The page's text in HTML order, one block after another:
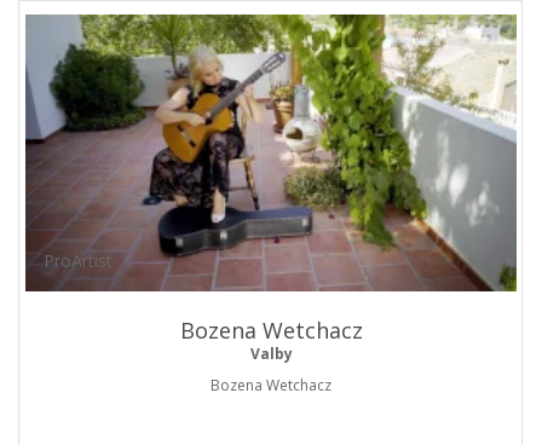
ProArtist
Bozena Wetchacz
Valby
Bozena Wetchacz